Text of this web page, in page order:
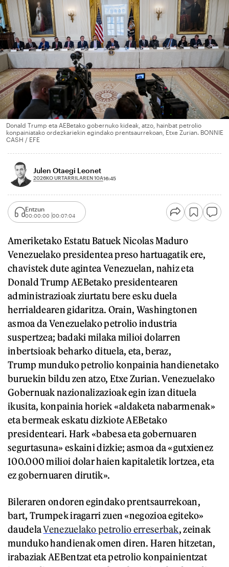
Donald Trump eta AEBetako gobernuko kideak, atzo, hainbat petrolio
konpainiatako ordezkariekin egindako prentsaurrekoan, Etxe Zurian. BONNIE
CASH / EFE
Julen Otaegi Leonet
2026KO URTARRILAREN 10A16:45
Entzun
00:00:00 00:07:04
Ameriketako Estatu Batuek Nicolas Maduro
Venezuelako presidentea preso hartuagatik ere,
chavistek dute agintea Venezuelan, nahiz eta
Donald Trump AEBetako presidentearen
administrazioak ziurtatu bere esku duela
herrialdearen gidaritza. Orain, Washingtonen
asmoa da Venezuelako petrolio industria
suspertzea; badaki milaka milioi dolarren
inbertsioak beharko dituela, eta, beraz,
Trump munduko petrolio konpainia handienetako
buruekin bildu zen atzo, Etxe Zurian. Venezuelako
Gobernuak nazionalizazioak egin izan dituela
ikusita, konpainia horiek «aldaketa nabarmenak»
eta bermeak eskatu dizkiote AEBetako
presidenteari. Hark «babesa eta gobernuaren
segurtasuna» eskaini dizkie; asmoa da «gutxienez
100.000 milioi dolar haien kapitaletik lortzea, eta
ez gobernuaren dirutik».
Bileraren ondoren egindako prentsaurrekoan,
bart, Trumpek iragarri zuen «negozioa egiteko»
daudelaVenezuelako petrolio erreserbak, zeinak
munduko handienak omen diren. Haren hitzetan,
irabaziak AEBentzat eta petrolio konpainientzat